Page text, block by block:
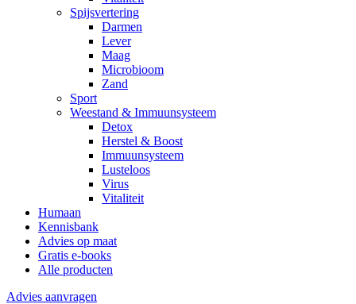
Spijsvertering
Darmen
Lever
Maag
Microbioom
Zand
Sport
Weestand & Immuunsysteem
Detox
Herstel & Boost
Immuunsysteem
Lusteloos
Virus
Vitaliteit
Humaan
Kennisbank
Advies op maat
Gratis e-books
Alle producten
Advies aanvragen